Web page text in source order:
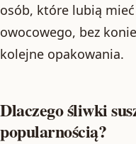
osób, które lubią
owocowego, bez
kolejne opakowania.
Dlaczego śliwki
popularnością?